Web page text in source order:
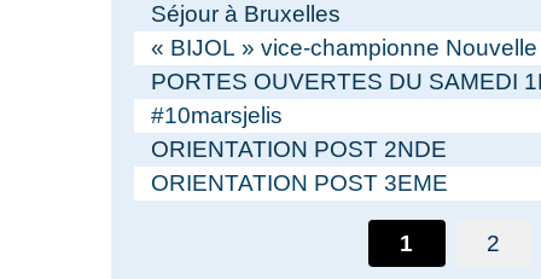
Séjour à Bruxelles
« BIJOL » vice-championne
PORTES OUVERTES DU SAMEDI
#10marsjelis
ORIENTATION POST 2NDE
ORIENTATION POST 3EME
1 2